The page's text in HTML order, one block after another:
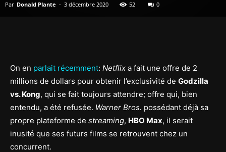
Par Donald Plante - 3 décembre 2020 52 0
On en parlait récemment: Netflix a fait une offre de 2
millions de dollars pour obtenir l’exclusivité de Godzilla
vs. Kong, qui se fait toujours attendre; offre qui, bien
entendu, a été refusée. Warner Bros. possédant déjà sa
propre plateforme de streaming, HBO Max, il serait
inusité que ses futurs films se retrouvent chez un
concurrent.